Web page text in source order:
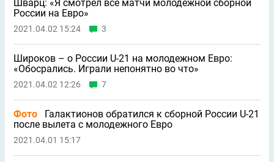
Шварц: «Я смотрел все матчи молодeжной сборной
России на Евро»
2021.04.02 15:24 3
Широков – о России U-21 на молодежном Евро:
«Обосрались. Играли непонятно во что»
2021.04.02 12:26 7
Фото
Галактионов обратился к сборной России U-21
после вылета с молодежного Евро
2021.04.01 15:17